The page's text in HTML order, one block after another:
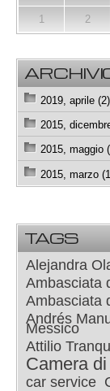
1 2
2019, aprile (2)
2015,
2015, maggio
2015, marzo
TAGS
Alejandra
Ambasciata
Ambasciata
Andrés
Messico
Attilio
Camera
car service